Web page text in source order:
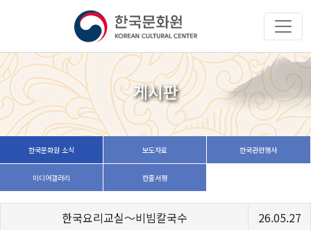
게시판
한국문화원 소식 보도자료 한국관련행사
미디어갤러리 한줄서평
한국요리교실〜비빔칼국수 26.05.27